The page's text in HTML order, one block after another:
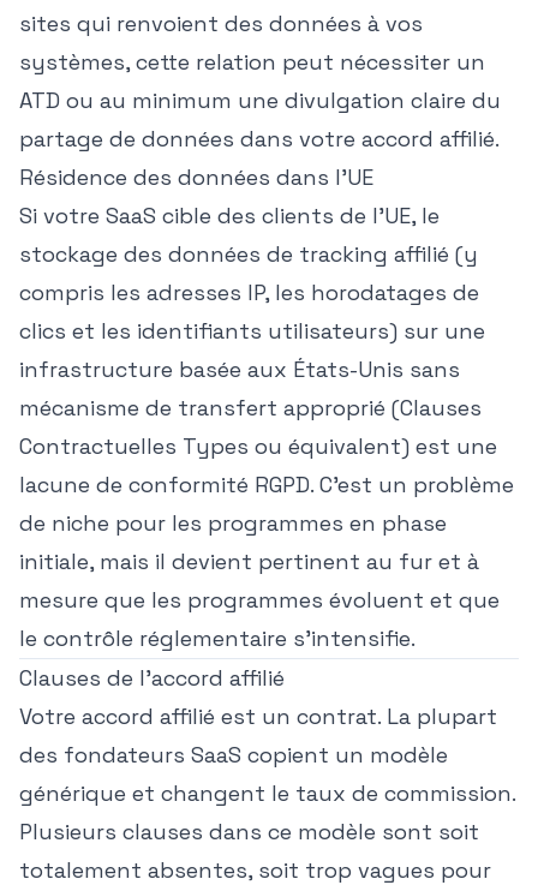
sites qui renvoient des données à vos
systèmes, cette relation peut nécessiter un
ATD ou au minimum une divulgation claire du
partage de données dans votre accord affilié.
Résidence des données dans l'UE
Si votre SaaS cible des clients de l'UE, le
stockage des données de tracking affilié (y
compris les adresses IP, les horodatages de
clics et les identifiants utilisateurs) sur une
infrastructure basée aux États-Unis sans
mécanisme de transfert approprié (Clauses
Contractuelles Types ou équivalent) est une
lacune de conformité RGPD. C'est un problème
de niche pour les programmes en phase
initiale, mais il devient pertinent au fur et à
mesure que les programmes évoluent et que
le contrôle réglementaire s'intensifie.
Clauses de l'accord affilié
Votre accord affilié est un contrat. La plupart
des fondateurs SaaS copient un modèle
générique et changent le taux de commission.
Plusieurs clauses dans ce modèle sont soit
totalement absentes, soit trop vagues pour